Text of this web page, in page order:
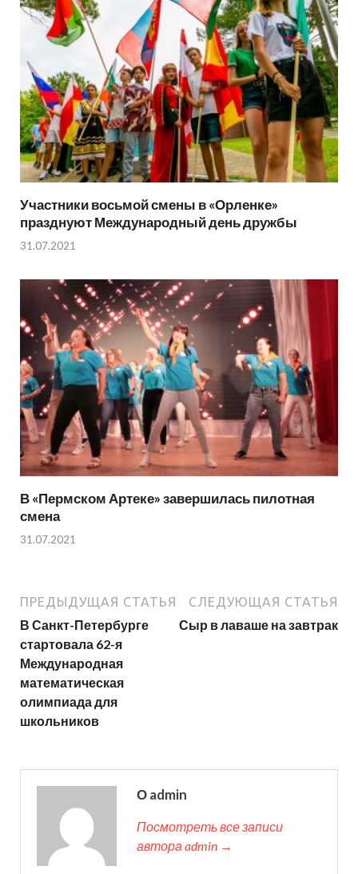
Участники восьмой смены в «Орленке»
празднуют Международный день дружбы
31.07.2021
В «Пермском Артеке» завершилась пилотная
смена
31.07.2021
ПРЕДЫДУЩАЯ СТАТЬЯ
В Санкт-Петербурге
стартовала 62-я
Международная
математическая
олимпиада для
школьников
СЛЕДУЮЩАЯ СТАТЬЯ
Сыр в лаваше на завтрак
О admin
Посмотреть все записи
автора admin →